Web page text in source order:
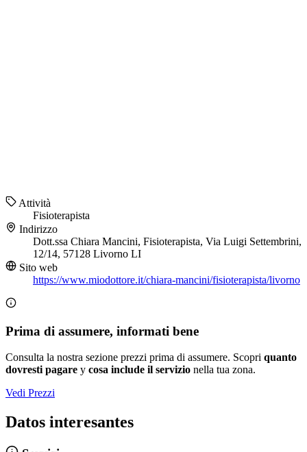
Attività
Fisioterapista
Indirizzo
Dott.ssa Chiara Mancini, Fisioterapista, Via Luigi Settembrini,
12/14, 57128 Livorno LI
Sito web
https://www.miodottore.it/chiara-mancini/fisioterapista/livorno
Prima di assumere, informati bene
Consulta la nostra sezione prezzi prima di assumere. Scopri quanto
dovresti pagare y cosa include il servizio nella tua zona.
Vedi Prezzi
Datos interesantes